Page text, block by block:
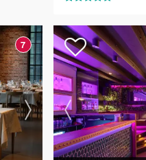
7